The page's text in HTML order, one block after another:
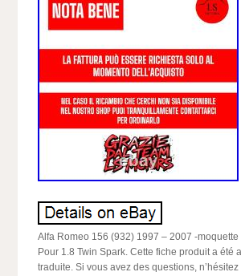
Alfa Romeo 156 (932) 1997 – 2007 -moquette
Pour 1.8 Twin Spark. Cette fiche produit a été
traduite. Si vous avez des questions,